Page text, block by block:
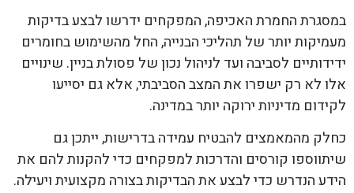
במסגרת החמרת האכיפה, המפקחים ידרשו לבצע בדיקות
מעמיקות יותר של תהליכי הבנייה, החל מהשימוש בחומרים
ידידותיים לסביבה ועד לניהול נכון של פסולת בניין. שינויים
אלו לא רק ישפרו את המצב הסביבתי, אלא גם יסייעו
לקידום מדיניות ירוקה יותר במדינה.
כחלק מהמאמצים להבטיח עמידה בדרישות, ייתכן גם
שיתווספו קורסים והדרכות למפקחים כדי להקנות להם את
הידע הנדרש כדי לבצע את הבדיקות בצורה מקצועית ויעילה.